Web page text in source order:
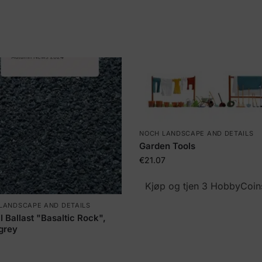
AND DETAILS
Ballast "Basaltic Rock",
NOCH LANDSCAPE AND DETAILS
Garden Tools
€21.07
Kjøp og tjen 3